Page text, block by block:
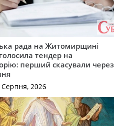
рада на Житомирщині
тендер на
перший скасували через
2026